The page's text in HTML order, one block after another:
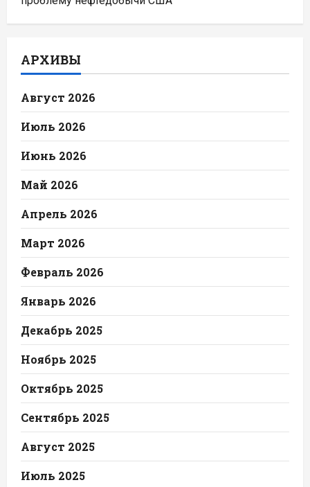
АРХИВЫ
Август 2026
Июль 2026
Июнь 2026
Май 2026
Апрель 2026
Март 2026
Февраль 2026
Январь 2026
Декабрь 2025
Ноябрь 2025
Октябрь 2025
Сентябрь 2025
Август 2025
Июль 2025